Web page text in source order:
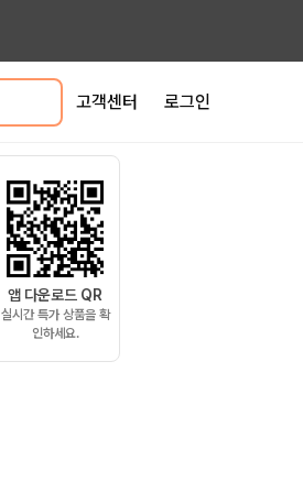
고객센터 로그인
앱 다운로드 QR
실시간 특가 상품을 확
인하세요.